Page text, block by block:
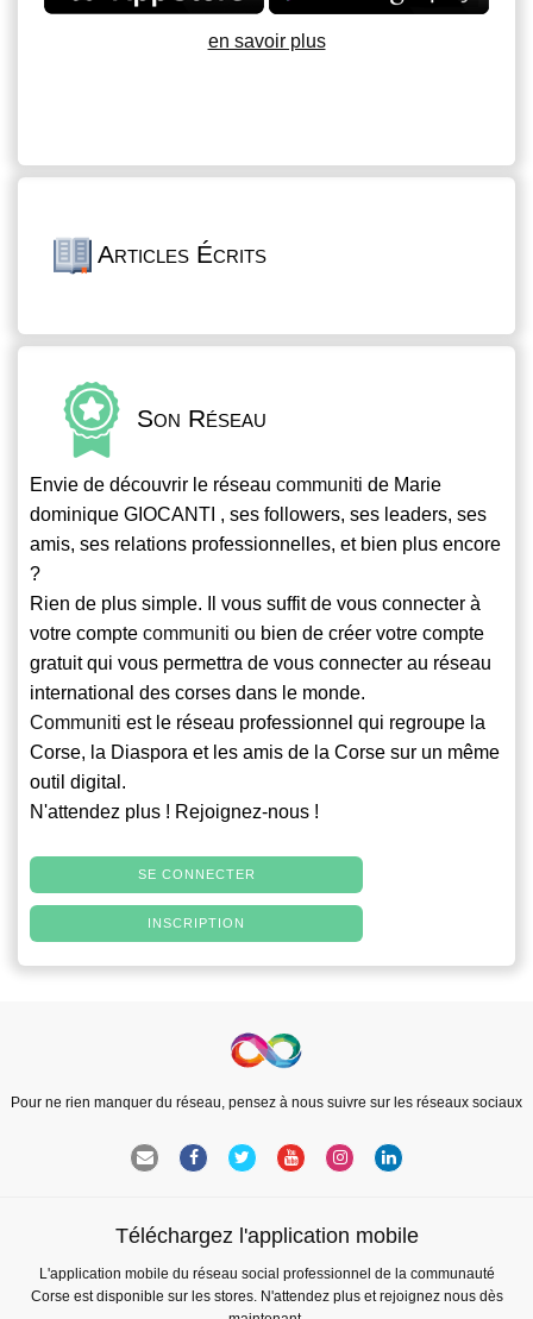
en savoir plus
Articles Écrits
Son Réseau
Envie de découvrir le réseau communiti de Marie
dominique GIOCANTI , ses followers, ses leaders, ses
amis, ses relations professionnelles, et bien plus encore
?
Rien de plus simple. Il vous suffit de vous connecter à
votre compte communiti ou bien de créer votre compte
gratuit qui vous permettra de vous connecter au réseau
international des corses dans le monde.
Communiti est le réseau professionnel qui regroupe la
Corse, la Diaspora et les amis de la Corse sur un même
outil digital.
N'attendez plus ! Rejoignez-nous !
SE CONNECTER
INSCRIPTION
Pour ne rien manquer du réseau, pensez à nous suivre sur les réseaux sociaux
Téléchargez l'application mobile
L'application mobile du réseau social professionnel de la communauté
Corse est disponible sur les stores. N'attendez plus et rejoignez nous dès